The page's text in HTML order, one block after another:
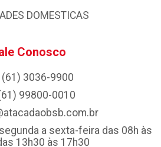
DOMESTICAS
Conosco
(61) 3036-9900
99800-0010
a sexta-feira das 08h às
13h30 às 17h30